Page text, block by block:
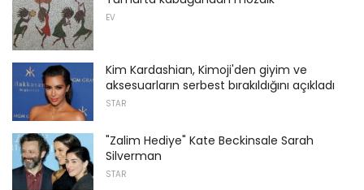
EV
Kim Kardashian, Kimoji'den giyim ve
aksesuarların serbest bırakıldığını açıkladı
STAR
"Zalim Hediye" Kate Beckinsale Sarah
Silverman
STAR